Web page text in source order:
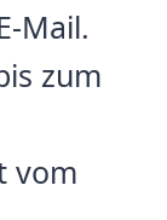
Mail.
zum
vom